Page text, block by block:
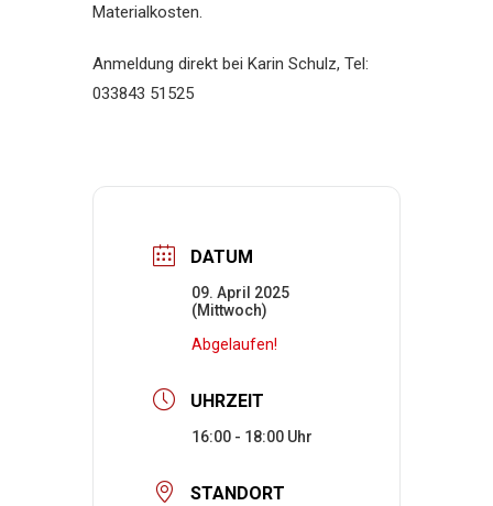
Materialkosten.
Anmeldung direkt bei Karin Schulz, Tel:
033843 51525
DATUM
09. April 2025
(Mittwoch)
Abgelaufen!
UHRZEIT
16:00 - 18:00
STANDORT